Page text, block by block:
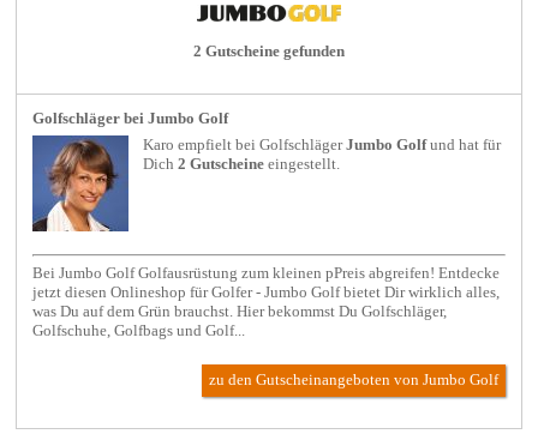
2 Gutscheine gefunden
Golfschläger bei Jumbo Golf
Karo empfielt beiGolfschläger Jumbo Golfund hat für
Dich2 Gutscheine eingestellt.
Bei Jumbo Golf Golfausrüstung zum kleinen pPreis abgreifen! Entdecke
jetzt diesen Onlineshop für Golfer - Jumbo Golf bietet Dir wirklich alles,
was Du auf dem Grün brauchst. Hier bekommst Du Golfschläger,
Golfschuhe, Golfbags und Golf...
zu den Gutscheinangeboten von Jumbo Golf